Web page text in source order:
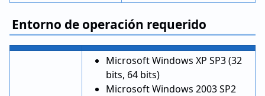
Entorno de operación requerido
Microsoft Windows XP SP3 (32
bits, 64 bits)
Microsoft Windows 2003 SP2